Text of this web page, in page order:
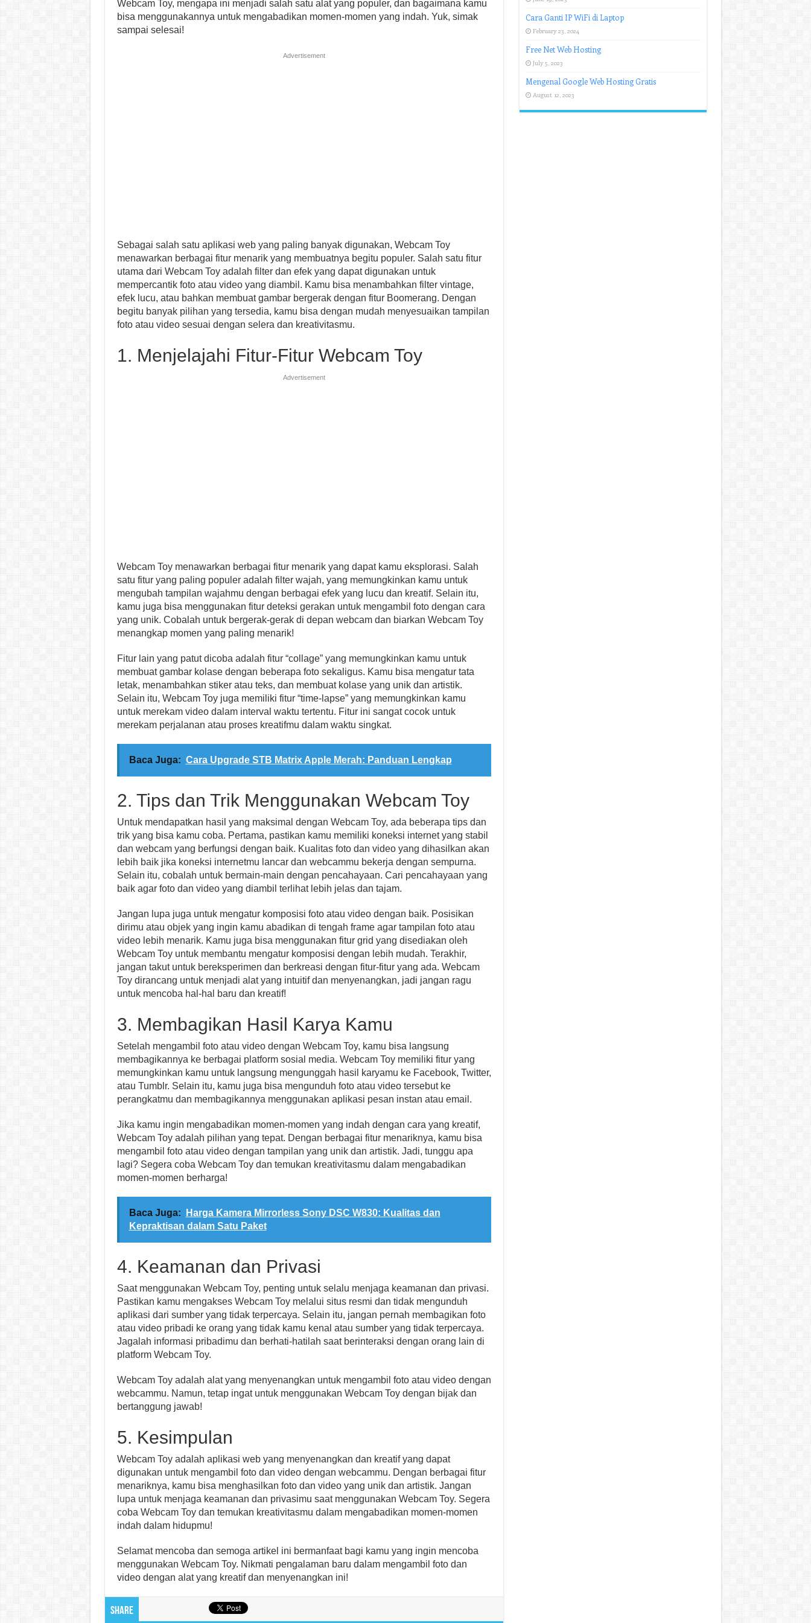
Webcam Toy, mengapa ini menjadi salah satu alat yang populer, dan bagaimana kamu
bisa menggunakannya untuk mengabadikan momen-momen yang indah. Yuk, simak
sampai selesai!
Advertisement
Sebagai salah satu aplikasi web yang paling banyak digunakan, Webcam Toy
menawarkan berbagai fitur menarik yang membuatnya begitu populer. Salah satu fitur
utama dari Webcam Toy adalah filter dan efek yang dapat digunakan untuk
mempercantik foto atau video yang diambil. Kamu bisa menambahkan filter vintage,
efek lucu, atau bahkan membuat gambar bergerak dengan fitur Boomerang. Dengan
begitu banyak pilihan yang tersedia, kamu bisa dengan mudah menyesuaikan tampilan
foto atau video sesuai dengan selera dan kreativitasmu.
1. Menjelajahi Fitur-Fitur Webcam Toy
Advertisement
Webcam Toy menawarkan berbagai fitur menarik yang dapat kamu eksplorasi. Salah
satu fitur yang paling populer adalah filter wajah, yang memungkinkan kamu untuk
mengubah tampilan wajahmu dengan berbagai efek yang lucu dan kreatif. Selain itu,
kamu juga bisa menggunakan fitur deteksi gerakan untuk mengambil foto dengan cara
yang unik. Cobalah untuk bergerak-gerak di depan webcam dan biarkan Webcam Toy
menangkap momen yang paling menarik!
Fitur lain yang patut dicoba adalah fitur “collage” yang memungkinkan kamu untuk
membuat gambar kolase dengan beberapa foto sekaligus. Kamu bisa mengatur tata
letak, menambahkan stiker atau teks, dan membuat kolase yang unik dan artistik.
Selain itu, Webcam Toy juga memiliki fitur “time-lapse” yang memungkinkan kamu
untuk merekam video dalam interval waktu tertentu. Fitur ini sangat cocok untuk
merekam perjalanan atau proses kreatifmu dalam waktu singkat.
Baca Juga: Cara Upgrade STB Matrix Apple Merah: Panduan Lengkap
2. Tips dan Trik Menggunakan Webcam Toy
Untuk mendapatkan hasil yang maksimal dengan Webcam Toy, ada beberapa tips dan
trik yang bisa kamu coba. Pertama, pastikan kamu memiliki koneksi internet yang stabil
dan webcam yang berfungsi dengan baik. Kualitas foto dan video yang dihasilkan akan
lebih baik jika koneksi internetmu lancar dan webcammu bekerja dengan sempurna.
Selain itu, cobalah untuk bermain-main dengan pencahayaan. Cari pencahayaan yang
baik agar foto dan video yang diambil terlihat lebih jelas dan tajam.
Jangan lupa juga untuk mengatur komposisi foto atau video dengan baik. Posisikan
dirimu atau objek yang ingin kamu abadikan di tengah frame agar tampilan foto atau
video lebih menarik. Kamu juga bisa menggunakan fitur grid yang disediakan oleh
Webcam Toy untuk membantu mengatur komposisi dengan lebih mudah. Terakhir,
jangan takut untuk bereksperimen dan berkreasi dengan fitur-fitur yang ada. Webcam
Toy dirancang untuk menjadi alat yang intuitif dan menyenangkan, jadi jangan ragu
untuk mencoba hal-hal baru dan kreatif!
3. Membagikan Hasil Karya Kamu
Setelah mengambil foto atau video dengan Webcam Toy, kamu bisa langsung
membagikannya ke berbagai platform sosial media. Webcam Toy memiliki fitur yang
memungkinkan kamu untuk langsung mengunggah hasil karyamu ke Facebook, Twitter,
atau Tumblr. Selain itu, kamu juga bisa mengunduh foto atau video tersebut ke
perangkatmu dan membagikannya menggunakan aplikasi pesan instan atau email.
Jika kamu ingin mengabadikan momen-momen yang indah dengan cara yang kreatif,
Webcam Toy adalah pilihan yang tepat. Dengan berbagai fitur menariknya, kamu bisa
mengambil foto atau video dengan tampilan yang unik dan artistik. Jadi, tunggu apa
lagi? Segera coba Webcam Toy dan temukan kreativitasmu dalam mengabadikan
momen-momen berharga!
Baca Juga:
Harga Kamera Mirrorless Sony DSC W830: Kualitas dan
Kepraktisan dalam Satu Paket
4. Keamanan dan Privasi
Saat menggunakan Webcam Toy, penting untuk selalu menjaga keamanan dan privasi.
Pastikan kamu mengakses Webcam Toy melalui situs resmi dan tidak mengunduh
aplikasi dari sumber yang tidak terpercaya. Selain itu, jangan pernah membagikan foto
atau video pribadi ke orang yang tidak kamu kenal atau sumber yang tidak terpercaya.
Jagalah informasi pribadimu dan berhati-hatilah saat berinteraksi dengan orang lain di
platform Webcam Toy.
Webcam Toy adalah alat yang menyenangkan untuk mengambil foto atau video dengan
webcammu. Namun, tetap ingat untuk menggunakan Webcam Toy dengan bijak dan
bertanggung jawab!
5. Kesimpulan
Webcam Toy adalah aplikasi web yang menyenangkan dan kreatif yang dapat
digunakan untuk mengambil foto dan video dengan webcammu. Dengan berbagai fitur
menariknya, kamu bisa menghasilkan foto dan video yang unik dan artistik. Jangan
lupa untuk menjaga keamanan dan privasimu saat menggunakan Webcam Toy. Segera
coba Webcam Toy dan temukan kreativitasmu dalam mengabadikan momen-momen
indah dalam hidupmu!
Selamat mencoba dan semoga artikel ini bermanfaat bagi kamu yang ingin mencoba
menggunakan Webcam Toy. Nikmati pengalaman baru dalam mengambil foto dan
video dengan alat yang kreatif dan menyenangkan ini!
Share
Cara Ganti IP WiFi di Laptop
February 23, 2024
Free Net Web Hosting
July 5, 2023
Mengenal Google Web Hosting Gratis
August 12, 2023